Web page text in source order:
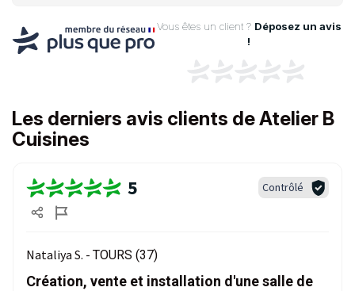
Vous êtes un client ? Déposez un avis
!
Les derniers avis clients de Atelier B
Cuisines
5 Contrôlé
Nataliya S. - TOURS (37)
Création, vente et installation d'une salle de